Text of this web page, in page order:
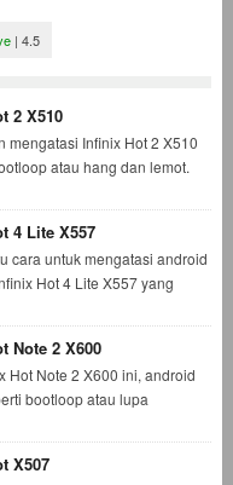
| 4.5
2 X510
mengatasi Infinix Hot 2 X510
atau hang dan lemot.
4 Lite X557
cara untuk mengatasi android
Hot 4 Lite X557 yang
Note 2 X600
Hot Note 2 X600 ini, android
bootloop atau lupa
X507